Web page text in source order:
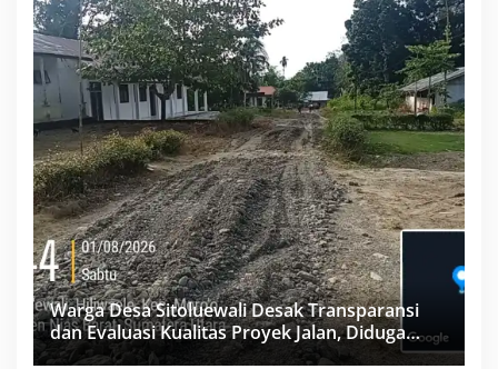
Warga Desa Sitoluewali Desak Transparansi
dan Evaluasi Kualitas Proyek Jalan, Diduga
Minim Informasi